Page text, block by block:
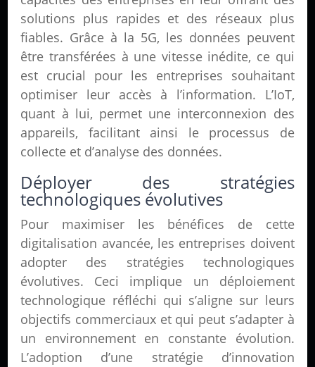
solutions plus rapides et des réseaux plus
fiables. Grâce à la 5G, les données peuvent
être transférées à une vitesse inédite, ce qui
est crucial pour les entreprises souhaitant
optimiser leur accès à l’information. L’IoT,
quant à lui, permet une interconnexion des
appareils, facilitant ainsi le processus de
collecte et d’analyse des données.
Déployer des stratégies
technologiques évolutives
Pour maximiser les bénéfices de cette
digitalisation avancée, les entreprises doivent
adopter des stratégies technologiques
évolutives. Ceci implique un déploiement
technologique réfléchi qui s’aligne sur leurs
objectifs commerciaux et qui peut s’adapter à
un environnement en constante évolution.
L’adoption d’une stratégie d’innovation